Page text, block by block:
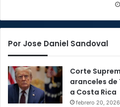
Por Jose Daniel Sandoval
Corte
aranceles de
a Costa Rica
febrero 20, 2026